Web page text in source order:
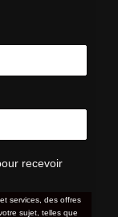
recevoir
services, des offres
sujet, telles que